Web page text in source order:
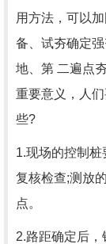
用方法，可以
备、试夯确定
地、第 二遍点
重要意义，人
些?
1.现场的控制
复核检查;测放
点。
2.路距确定后，